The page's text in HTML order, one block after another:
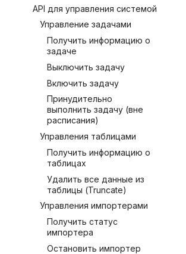
API для управления системой
Управление задачами
Получить информацию о
задаче
Выключить задачу
Включить задачу
Принудительно
выполнить задачу (вне
расписания)
Управления таблицами
Получить информацию о
таблицах
Удалить все данные из
таблицы (Truncate)
Управления импортерами
Получить статус
импортера
Остановить импортер